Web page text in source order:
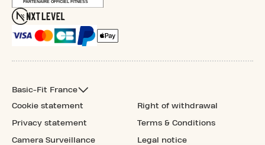
Basic-Fit France
Cookie statement
Privacy statement
Camera Surveillance
Right of withdrawal
Terms & Conditions
Legal notice